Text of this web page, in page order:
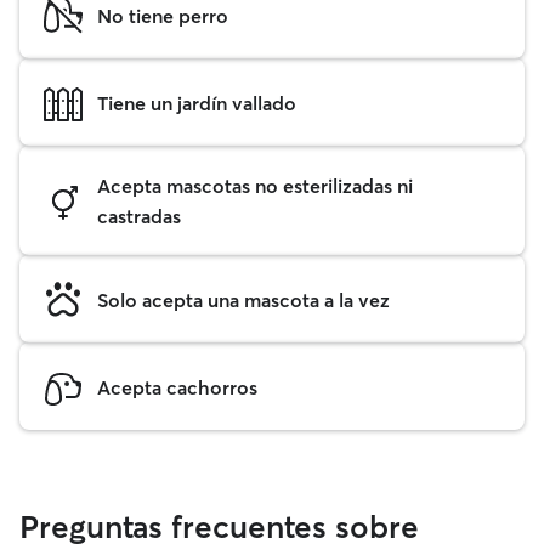
No tiene perro
Tiene un jardín vallado
Acepta mascotas no esterilizadas ni
castradas
Solo acepta una mascota a la vez
Acepta cachorros
Preguntas frecuentes sobre